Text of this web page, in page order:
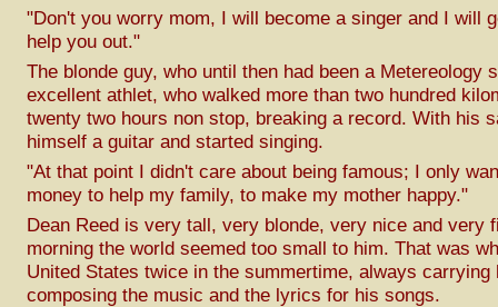
"Don't you worry mom, I will become a singer and I will
help you out."
The blonde guy, who until then had been a Metereology
excellent athlet, who walked more than two hundred
twenty two hours non stop, breaking a record. With his
himself a guitar and started singing.
"At that point I didn't care about being famous; I only
money to help my family, to make my mother happy."
Dean Reed is very tall, very blonde, very nice and very
morning the world seemed too small to him. That was
United States twice in the summertime, always carrying
composing the music and the lyrics for his songs.